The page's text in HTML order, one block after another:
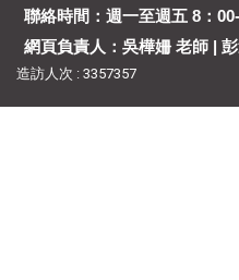
聯絡時間：週一至週五 8：
網頁負責人：吳樺姍 老師 |
造訪人次 : 3357357